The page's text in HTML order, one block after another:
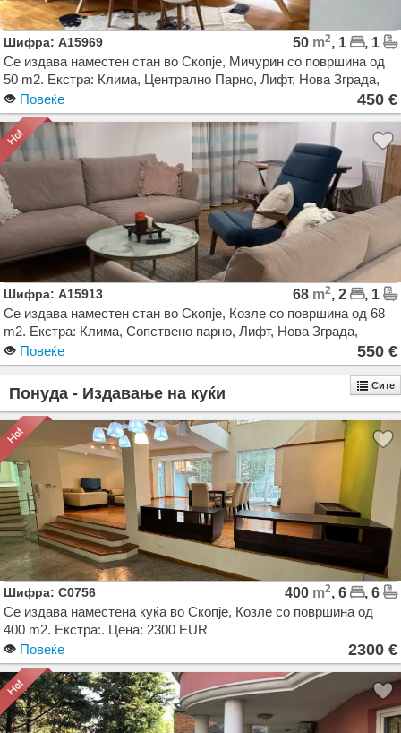
Шифра: A15969 50 m2, 1
, 1
Се издава наместен стан во Скопје, Мичурин со површина од
50 m2. Екстра: Клима, Централно Парно, Лифт, Нова Зграда,
Гаража. Цена: 450 EUR
Повеќе 450 €
Шифра: A15913 68 m2, 2
, 1
Се издава наместен стан во Скопје, Козле со површина од 68
m2. Екстра: Клима, Сопствено парно, Лифт, Нова Зграда,
Паркинг. Цена: 550 EUR
Повеќе 550 €
Понуда - Издавање на куќи Сите
Шифра: C0756 400 m2, 6
, 6
Се издава наместена куќа во Скопје, Козле со површина од
400 m2. Екстра:. Цена: 2300 EUR
Повеќе
2300 €